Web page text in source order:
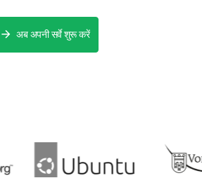
अब अपनी सर्वे शुरू करें